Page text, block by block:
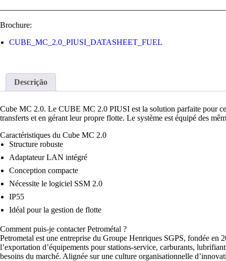
Brochure:
CUBE_MC_2.0_PIUSI_DATASHEET_FUEL
Descrição
Cube MC 2.0. Le CUBE MC 2.0 PIUSI est la solution parfaite pour
transferts et en gérant leur propre flotte. Le système est équipé des
Caractéristiques du Cube MC 2.0
Structure robuste
Adaptateur LAN intégré
Conception compacte
Nécessite le logiciel SSM 2.0
IP55
Idéal pour la gestion de flotte
Comment puis-je contacter Petrométal ?
Petrometal est une entreprise du Groupe Henriques SGPS, fondée
l’exportation d’équipements pour stations-service, carburants,
besoins du marché. Alignée sur une culture organisationnelle